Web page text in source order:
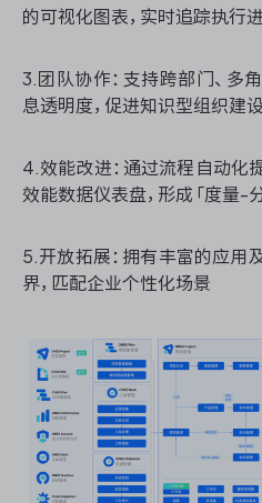
的可视化图表，实时追踪执行进
3.团队协作：支持跨部门、多
息透明度，促进知识型组织建设
4.效能改进：通过流程自动化
效能数据仪表盘，形成「度量-
5.开放拓展：拥有丰富的应用
界，匹配企业个性化场景